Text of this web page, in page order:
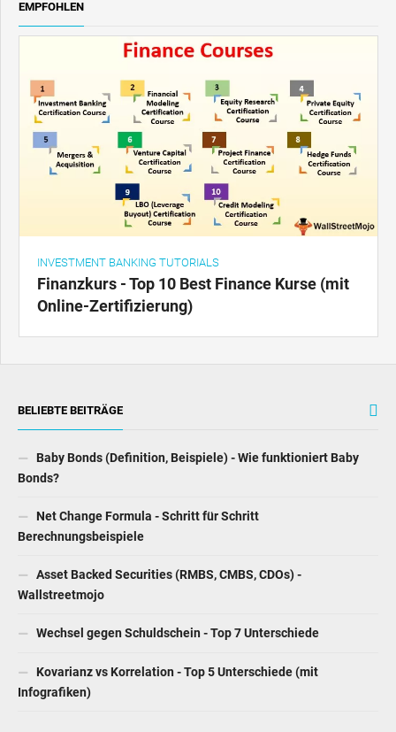
EMPFOHLEN
INVESTMENT BANKING TUTORIALS
Finanzkurs - Top 10 Best Finance Kurse (mit
Online-Zertifizierung)
BELIEBTE BEITRÄGE
Baby Bonds (Definition, Beispiele) - Wie funktioniert Baby
Bonds?
Net Change Formula - Schritt für Schritt
Berechnungsbeispiele
Asset Backed Securities (RMBS, CMBS, CDOs) -
Wallstreetmojo
Wechsel gegen Schuldschein - Top 7 Unterschiede
Kovarianz vs Korrelation - Top 5 Unterschiede (mit
Infografiken)